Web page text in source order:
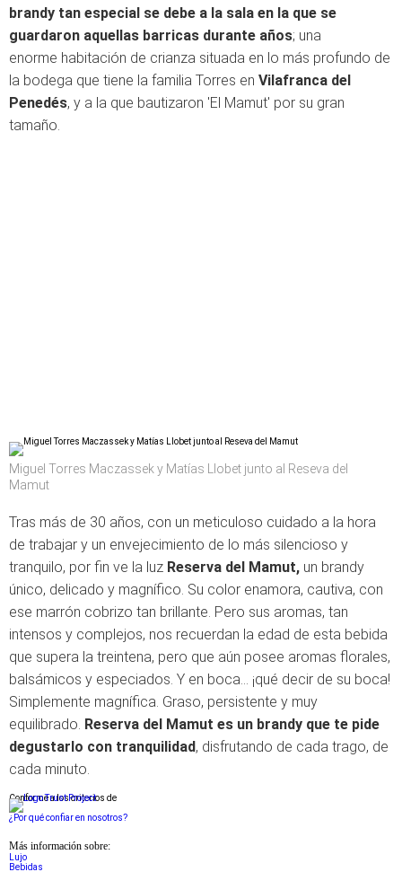
brandy tan especial se debe a la sala en la que se
guardaron aquellas barricas durante años; una
enorme habitación de crianza situada en lo más profundo de
la bodega que tiene la familia Torres en Vilafranca del
Penedés, y a la que bautizaron 'El Mamut' por su gran
tamaño.
Miguel Torres Maczassek y Matías Llobet junto al Reseva del
Mamut
Tras más de 30 años, con un meticuloso cuidado a la hora
de trabajar y un envejecimiento de lo más silencioso y
tranquilo, por fin ve la luz Reserva del Mamut, un brandy
único, delicado y magnífico. Su color enamora, cautiva, con
ese marrón cobrizo tan brillante. Pero sus aromas, tan
intensos y complejos, nos recuerdan la edad de esta bebida
que supera la treintena, pero que aún posee aromas florales,
balsámicos y especiados. Y en boca… ¡qué decir de su boca!
Simplemente magnífica. Graso, persistente y muy
equilibrado. Reserva del Mamut es un brandy que te pide
degustarlo con tranquilidad, disfrutando de cada trago, de
cada minuto.
Conforme a los criterios de
¿Por qué confiar en nosotros?
Más información sobre:
Lujo
Bebidas